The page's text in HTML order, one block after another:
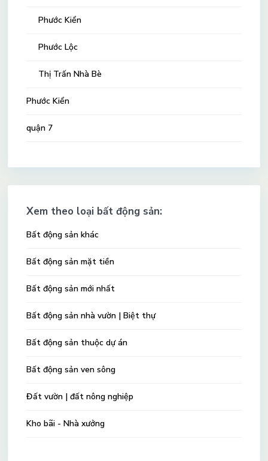
Phước Kiển
Phước Lộc
Thị Trấn Nhà Bè
Phước Kiển
quận 7
Xem theo loại bất động sản:
Bất động sản khác
Bất động sản mặt tiền
Bất động sản mới nhất
Bất động sản nhà vườn | Biệt thự
Bất động sản thuộc dự án
Bất động sản ven sông
Đất vườn | đất nông nghiệp
Kho bãi - Nhà xưởng